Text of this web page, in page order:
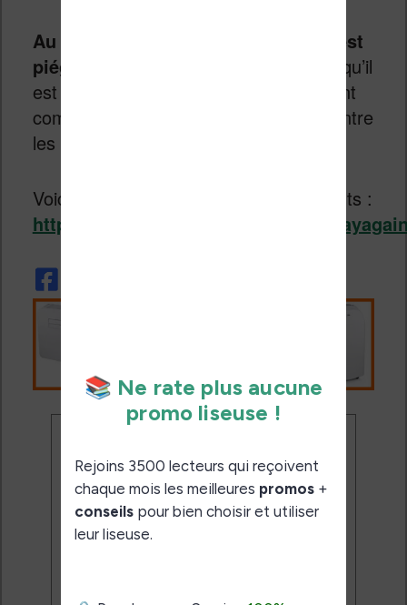
Au final, c’est l’utilisateur final qui est
piégé avec le DRM
et c’est pour cela qu’il
est important de soutenir un évènement
comme cette journée internationale contre
les DRM.
Voici le site avec la liste des évènements :
http://www.defectivebydesign.org/
Ne rate plus aucune
promo liseuse !
Rejoins 3500 lecteurs qui